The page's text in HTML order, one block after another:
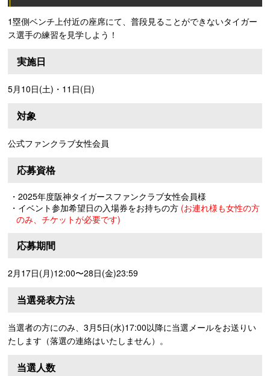
1塁側ベンチ上付近の座席にて、普段見ることができないタイガー
ス選手の練習を見学しよう！
実施日
5月10日(土)・11日(日)
対象
公式ファンクラブ女性会員
応募資格
・2025年度阪神タイガースファンクラブ女性会員様
・イベント参加希望日の入場券をお持ちの方 (お連れ様も女性の方
のみ、チケットが必要です)
応募期間
2月17日(月)12:00〜28日(金)23:59
当選発表方法
当選者の方にのみ、3月5日(水)17:00以降に当選メールをお送りい
たします（落選の連絡はいたしません）。
当選人数